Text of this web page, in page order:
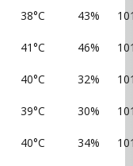
38°C 43%
41°C 46%
40°C 32%
39°C 30%
40°C 34%